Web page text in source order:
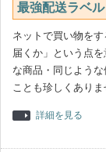
最強配送ラベ
ネットで買い物を
届くか」という点
な商品・同じよう
ことも珍しくあり
詳細を見る